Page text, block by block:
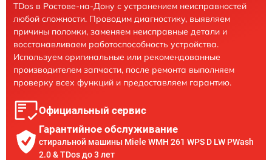
TDos в Ростове-на-Дону с устранением неисправностей
любой сложности. Проводим диагностику, выявляем
причины поломки, заменяем неисправные детали и
восстанавливаем работоспособность устройства.
Используем оригинальные или рекомендованные
производителем запчасти, после ремонта выполняем
проверку всех функций и предоставляем гарантию.
Официальный сервис
Гарантийное обслуживание
стиральной машины Miele WMH 261 WPS D LW PWash
2.0 & TDos до 3 лет